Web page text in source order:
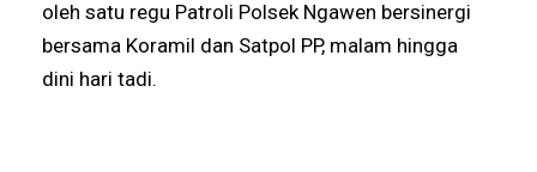
oleh satu regu Patroli Polsek Ngawen bersinergi
bersama Koramil dan Satpol PP, malam hingga
dini hari tadi.